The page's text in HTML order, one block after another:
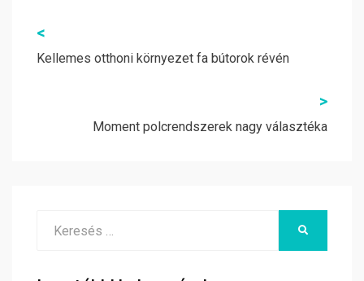
Bejegyzés
navigáció
<
Kellemes otthoni környezet fa bútorok révén
>
Moment polcrendszerek nagy választéka